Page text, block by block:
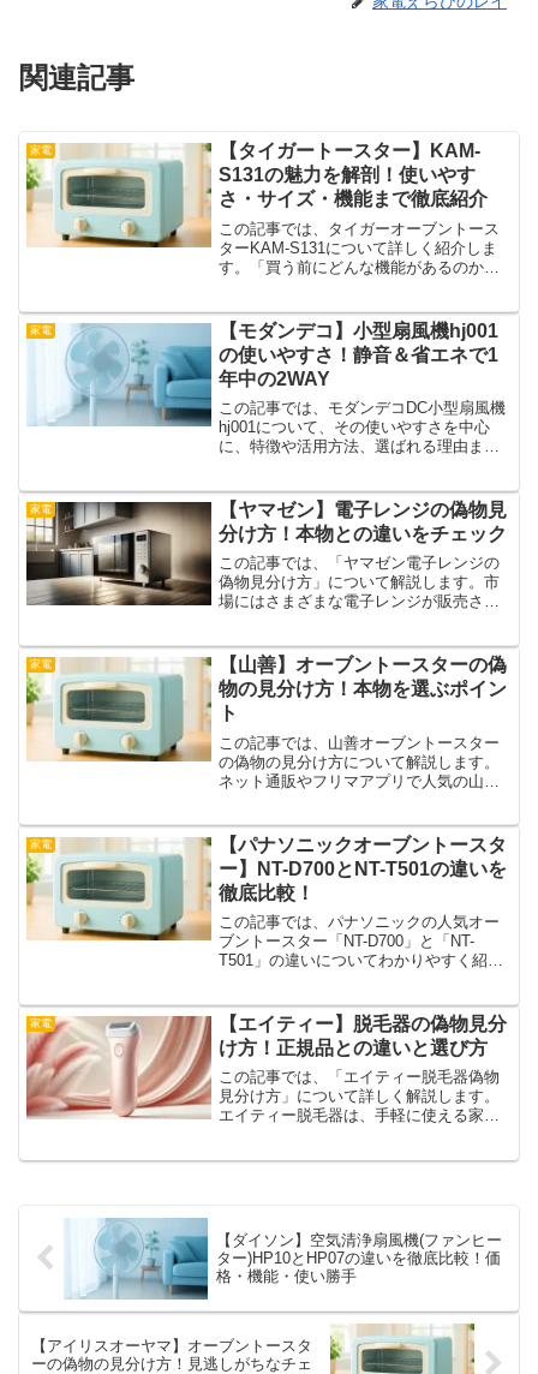
関連記事
家電
【タイガートースター】KAM-
S131の魅力を解剖！使いやす
さ・サイズ・機能まで徹底紹介
この記事では、タイガーオーブントース
ターKAM-S131について詳しく紹介しま
す。「買う前にどんな機能があるのか知
った疑問に応える内容を中心に構成して
います。見た目だけで...
家電
【モダンデコ】小型扇風機hj001
の使いやすさ！静音＆省エネで1
年中の2WAY
この記事では、モダンデコDC小型扇風機
hj001について、その使いやすさを中心
に、特徴や活用方法、選ばれる理由まで
DCモーターを搭載。省エネ性能や動作音
の静かさにも...
家電
【ヤマゼン】電子レンジの偽物見
分け方！本物との違いをチェック
この記事では、「ヤマゼン電子レンジの
偽物見分け方」について解説します。市
場にはさまざまな電子レンジが販売され
を見分けるポイントを知っておけば、間
違って購入するリスクを減...
家電
【山善】オーブントースターの偽
物の見分け方！本物を選ぶポイン
ト
この記事では、山善オーブントースター
の偽物の見分け方について解説します。
ネット通販やフリマアプリで人気の山善
では、本物と偽物を見極めるためのチェ
ックポイントや、購入時に...
家電
【パナソニックオーブントースタ
ー】NT-D700とNT-T501の違いを
徹底比較！
この記事では、パナソニックの人気オー
ブントースター「NT-D700」と「NT-
T501」の違いについてわかりやすく紹介
比較しながら、自分にぴったりの一台を
探すヒントを...
家電
【エイティー】脱毛器の偽物見分
け方！正規品との違いと選び方
この記事では、「エイティー脱毛器偽物
見分け方」について詳しく解説します。
エイティー脱毛器は、手軽に使える家庭
【ダイソン】空気清浄扇風機(ファンヒー
ター)HP10とHP07の違いを徹底比較！価
格・機能・使い勝手
【アイリスオーヤマ】オーブントースタ
ーの偽物の見分け方！見逃しがちなチェ